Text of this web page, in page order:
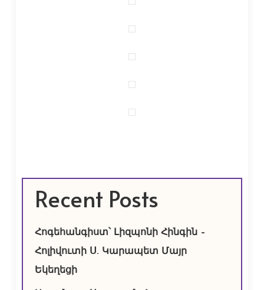
Recent Posts
Հոգեհանգիստ՝ Լիզպոնի Հինգին –
Հոլիվուտի Ս. Կարապետ Մայր
Եկեղեցի